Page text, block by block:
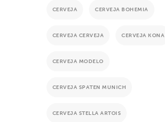
CERVEJA CERVEJA BOHEMIA
CERVEJA CERVEJA CERVEJA KONA
CERVEJA MODELO
CERVEJA SPATEN MUNICH
CERVEJA STELLA ARTOIS